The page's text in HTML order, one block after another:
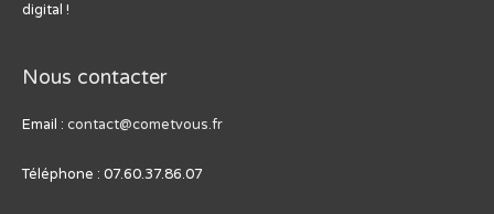
digital !
Nous contacter
Email : contact@cometvous.fr
Téléphone : 07.60.37.86.07